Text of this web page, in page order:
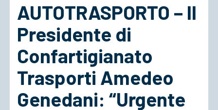
Cosa Facciamo
AUTOTRASPORTO – Il
Presidente di
Confartigianato
Trasporti Amedeo
Genedani: “Urgente